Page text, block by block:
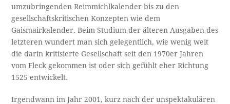
umzubringenden Reimmichlkalender bis zu den
gesellschaftskritischen Konzepten wie dem
Gaismairkalender. Beim Studium der älteren Ausgaben des
letzteren wundert man sich gelegentlich, wie wenig weit
die darin kritisierte Gesellschaft seit den 1970er Jahren
vom Fleck gekommen ist oder sich gefühlt eher Richtung
1525 entwickelt.
Irgendwann im Jahr 2001, kurz nach der unspektakulären